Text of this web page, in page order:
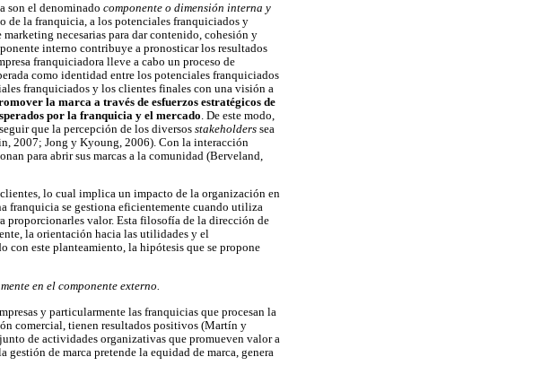
son el denominado componente o dimensión interna y
de la franquicia, a los potenciales franquiciados y
necesarias para dar contenido, cohesión y
interno contribuye a pronosticar los resultados
franquiciadora lleve a cabo un proceso de
como identidad entre los potenciales franquiciados
franquiciados y los clientes finales con una visión a
la marca a través de esfuerzos estratégicos de
por la franquicia y el mercado . De este modo,
que la percepción de los diversos stakeholders sea
2007; Jong y Kyoung, 2006). Con la interacción
para abrir sus marcas a la comunidad (Berveland,
lo cual implica un impacto de la organización en
franquicia se gestiona eficientemente cuando utiliza
proporcionarles valor. Esta filosofía de la dirección de
la orientación hacia las utilidades y el
con este planteamiento, la hipótesis que se propone
en el componente externo.
y particularmente las franquicias que procesan la
comercial, tienen resultados positivos (Martín y
de actividades organizativas que promueven valor a
de marca pretende la equidad de marca, genera